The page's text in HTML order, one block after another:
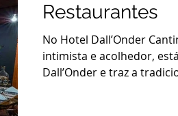
Restaurantes
No Hotel Dall’Onder
intimista e acolhedor,
Dall’Onder e traz a